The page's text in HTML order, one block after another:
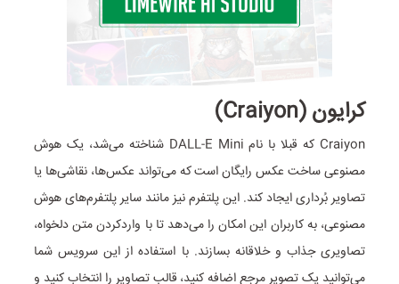
کرایون (Craiyon)
Craiyon که قبلا با نام DALL-E Mini شناخته می‌شد، یک هوش
مصنوعی ساخت عکس رایگان است که می‌تواند عکس‌ها، نقاشی‌ها یا
تصاویر بُرداری ایجاد کند. این پلتفرم نیز مانند سایر پلتفرم‌های هوش
مصنوعی، به کاربران این امکان را می‌دهد تا با وارد‌کردن متن دلخواه،
تصاویری جذاب و خلاقانه بسازند. با استفاده از این سرویس شما
می‌توانید یک تصویر مرجع اضافه کنید، قالب تصاویر را انتخاب کنید و